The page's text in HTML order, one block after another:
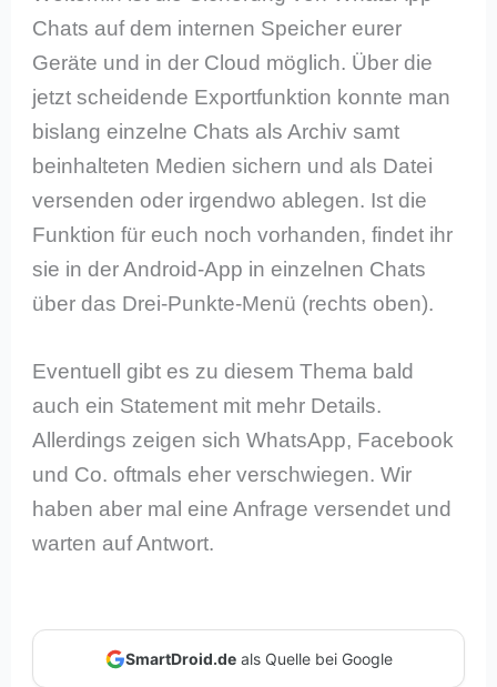
Chats auf dem internen Speicher eurer
Geräte und in der Cloud möglich. Über die
jetzt scheidende Exportfunktion konnte man
bislang einzelne Chats als Archiv samt
beinhalteten Medien sichern und als Datei
versenden oder irgendwo ablegen. Ist die
Funktion für euch noch vorhanden, findet ihr
sie in der Android-App in einzelnen Chats
über das Drei-Punkte-Menü (rechts oben).
Eventuell gibt es zu diesem Thema bald
auch ein Statement mit mehr Details.
Allerdings zeigen sich WhatsApp, Facebook
und Co. oftmals eher verschwiegen. Wir
haben aber mal eine Anfrage versendet und
warten auf Antwort.
SmartDroid.deals Quelle bei Google